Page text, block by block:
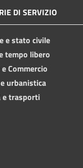
DI SERVIZIO
e stato civile
tempo libero
Commercio
urbanistica
trasporti